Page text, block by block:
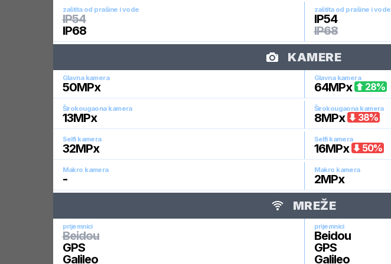
zaštita od prašine i vode
IP54
IP68
zaštita od prašine i vode
IP54
IP68
KAMERE
Glavna kamera
50MPx
Glavna kamera
64MPx 28%
Širokougaona kamera
13MPx
Širokougaona kamera
8MPx 38%
Selfi kamera
32MPx
Selfi kamera
16MPx 50%
Makro kamera
-
Makro kamera
2MPx
MREŽE
prijemnici
Beidou
GPS
Galileo
prijemnici
Beidou
GPS
Galileo